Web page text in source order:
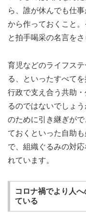
ら、誰が休んでも仕
から作っておくこと
と拍手喝采の名言を
育児などのライフス
る、といったすべて
行政で支え合う共助
るのではないでしょ
のために引き継ぎが
ておくといった自助
で、組織ぐるみの対
れています。
コロナ禍でより人
ている